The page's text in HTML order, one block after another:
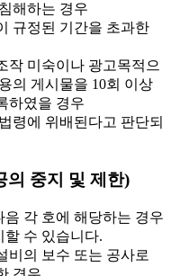
해하는 경우
규정된 기간을 초과한
작 미숙이나 광고목적으
의 게시물을 10회 이상
하였을 경우
령에 위배된다고 판단되
의 중지 및 제한)
각 호에 해당하는 경우
수 있습니다.
비의 보수 또는 공사로